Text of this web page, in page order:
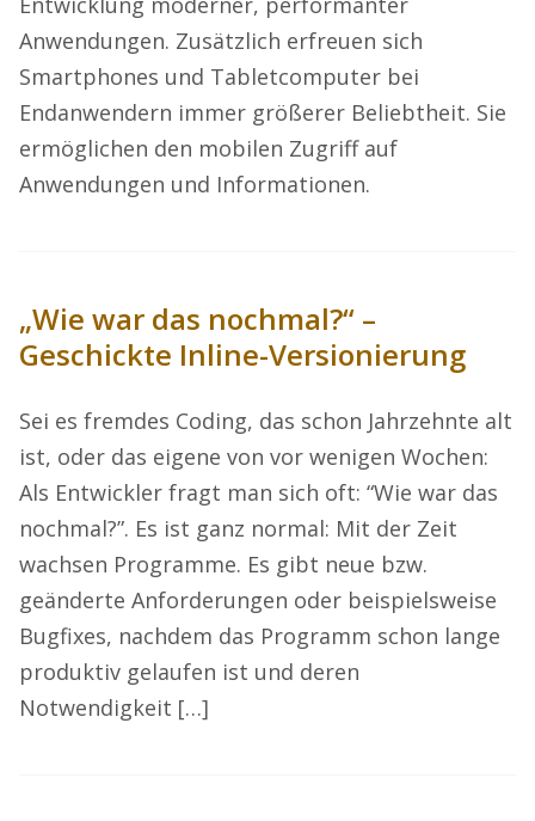
Anwendungen. Zusätzlich erfreuen sich
Smartphones und Tabletcomputer bei
Endanwendern immer größerer Beliebtheit. Sie
ermöglichen den mobilen Zugriff auf
Anwendungen und Informationen.
„Wie war das nochmal?“ –
Geschickte Inline-Versionierung
Sei es fremdes Coding, das schon Jahrzehnte alt
ist, oder das eigene von vor wenigen Wochen:
Als Entwickler fragt man sich oft: “Wie war das
nochmal?”. Es ist ganz normal: Mit der Zeit
wachsen Programme. Es gibt neue bzw.
geänderte Anforderungen oder beispielsweise
Bugfixes, nachdem das Programm schon lange
produktiv gelaufen ist und deren
Notwendigkeit […]